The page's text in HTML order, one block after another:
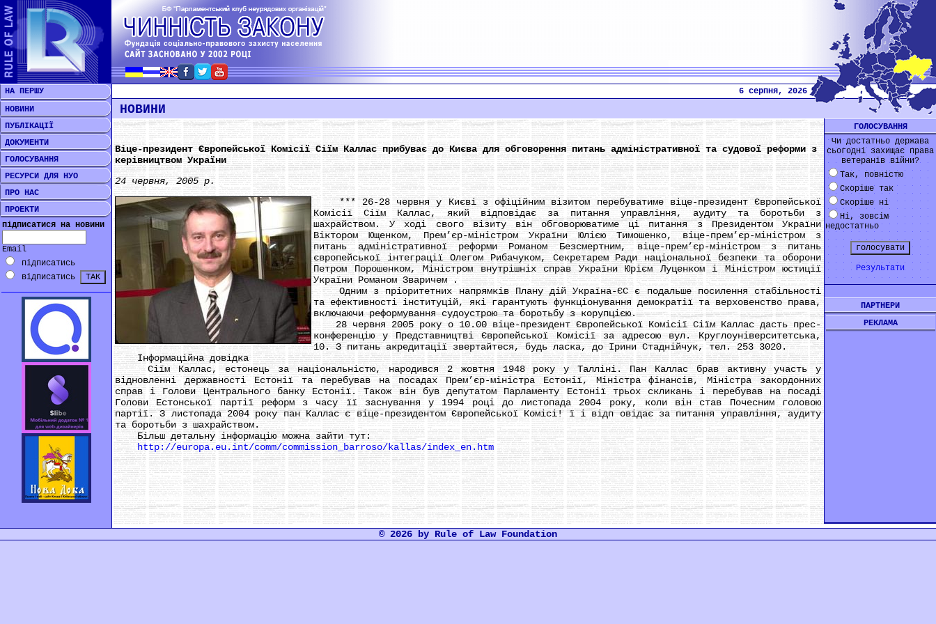
НА ПЕРШУ
6 серпня, 2026
НОВИНИ
ПУБЛІКАЦІЇ
ДОКУМЕНТИ
ГОЛОСУВАННЯ
РЕСУРСИ ДЛЯ НУО
ПРО НАС
ПРОЕКТИ
підписатися на новини
Email
підписатись
відписатись
НОВИНИ
Віце-президент Європейської Комісії Сіїм Каллас прибуває до Києва для обговорення питань адміністративної та судової реформи з
керівництвом України
24 червня, 2005 р.
*** 26-28 червня у Києві з офіційним візитом перебуватиме віце-президент Європейської
Комісії Сіїм Каллас, який відповідає за питання управління, аудиту та боротьби з
шахрайством. У ході свого візиту він обговорюватиме ці питання з Президентом України
Віктором Ющенком, Прем’єр-міністром України Юлією Тимошенко, віце-прем’єр-міністром з
питань адміністративної реформи Романом Безсмертним, віце-прем’єр-міністром з питань
європейської інтеграції Олегом Рибачуком, Секретарем Ради національної безпеки та оборони
Петром Порошенком, Міністром внутрішніх справ України Юрієм Луценком і Міністром юстиції
України Романом Зваричем .
Одним з пріоритетних напрямків Плану дій Україна-ЄС є подальше посилення стабільності
та ефективності інституцій, які гарантують функціонування демократії та верховенство права,
включаючи реформування судоустрою та боротьбу з корупцією.
28 червня 2005 року о 10.00 віце-президент Європейської Комісії Сіїм Каллас дасть прес-
конференцію у Представництві Європейської Комісії за адресою вул. Круглоуніверситетська,
10. З питань акредитації звертайтеся, будь ласка, до Ірини Стаднійчук, тел. 253 3020.
Інформаційна довідка
Сіїм Каллас, естонець за національністю, народився 2 жовтня 1948 року у Талліні. Пан Каллас брав активну участь у
відновленні державності Естонії та перебував на посадах Прем’єр-міністра Естонії, Міністра фінансів, Міністра закордонних
справ і Голови Центрального банку Естонії. Також він був депутатом Парламенту Естонії трьох скликань і перебував на посаді
Голови Естонської партії реформ з часу її заснування у 1994 році до листопада 2004 року, коли він став Почесним головою
партії. З листопада 2004 року пан Каллас є віце-президентом Європейської Комісі! ї і відп овідає за питання управління, аудиту
та боротьби з шахрайством.
Більш детальну інформацію можна зайти тут:
http://europa.eu.int/comm/commission_barroso/kallas/index_en.htm
ГОЛОСУВАННЯ
Чи достатньо держава
сьогодні захищає права
ветеранів війни?
Так, повністю
Скоріше так
Скоріше ні
Ні, зовсім
недостатньо
Результати
ПАРТНЕРИ
РЕКЛАМА
© 2026 by Rule of Law Foundation